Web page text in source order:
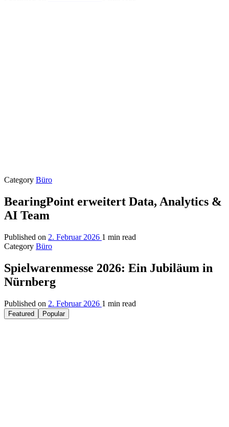
Category Büro
BearingPoint erweitert Data, Analytics &
AI Team
Published on 2. Februar 2026 1 min read
Category Büro
Spielwarenmesse 2026: Ein Jubiläum in
Nürnberg
Published on 2. Februar 2026 1 min read
Featured Popular